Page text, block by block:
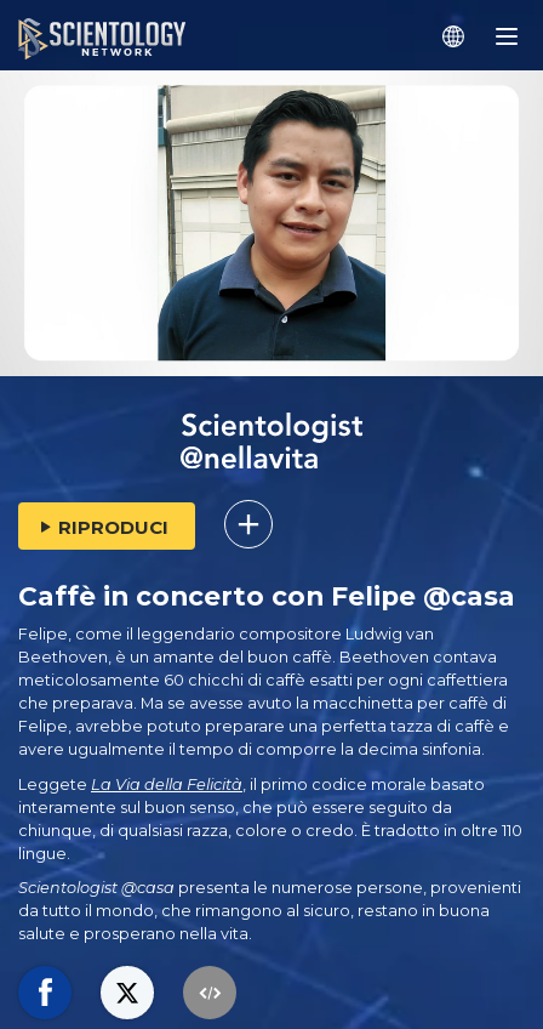
RIPRODUCI
Caffè in concerto con Felipe @casa
Felipe, come il leggendario compositore Ludwig van
Beethoven, è un amante del buon caffè. Beethoven contava
meticolosamente 60 chicchi di caffè esatti per ogni caffettiera
che preparava. Ma se avesse avuto la macchinetta per caffè di
Felipe, avrebbe potuto preparare una perfetta tazza di caffè e
avere ugualmente il tempo di comporre la decima sinfonia.
Leggete La Via della Felicità , il primo codice morale basato
interamente sul buon senso, che può essere seguito da
chiunque, di qualsiasi razza, colore o credo. È tradotto in oltre 110
lingue.
Scientologist @casa presenta le numerose persone, provenienti
da tutto il mondo, che rimangono al sicuro, restano in buona
salute e prosperano nella vita.